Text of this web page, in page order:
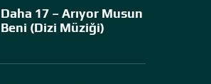
Daha 17 – Arıyor Musun
Beni (Dizi Müziği)